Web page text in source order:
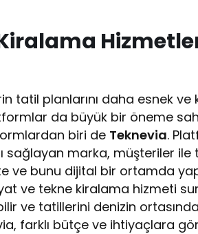
tatil planlarını daha esnek ve
da büyük bir öneme
biri de Teknevia.
sağlayan marka, müşteriler ile
ve bunu dijital bir ortamda
ve tekne kiralama hizmeti
ve tatillerini denizin
farklı bütçe ve ihtiyaçlara